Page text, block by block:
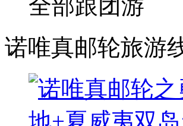
全部跟团游
诺唯真邮轮旅游